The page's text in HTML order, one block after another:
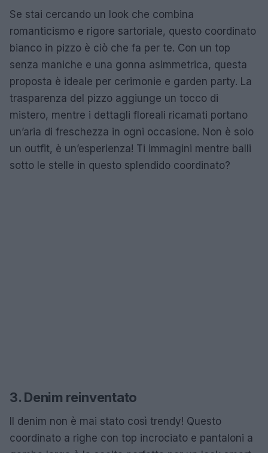
Se stai cercando un look che combina
romanticismo e rigore sartoriale, questo coordinato
bianco in pizzo è ciò che fa per te. Con un top
senza maniche e una gonna asimmetrica, questa
proposta è ideale per cerimonie e garden party. La
trasparenza del pizzo aggiunge un tocco di
mistero, mentre i dettagli floreali ricamati portano
un’aria di freschezza in ogni occasione. Non è solo
un outfit, è un’esperienza! Ti immagini mentre balli
sotto le stelle in questo splendido coordinato?
3. Denim reinventato
Il denim non è mai stato così trendy! Questo
coordinato a righe con top incrociato e pantaloni a